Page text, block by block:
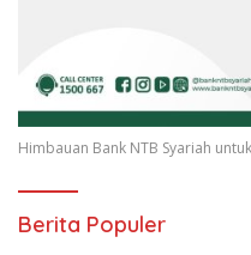
Himbauan Bank NTB Syariah
Berita Populer